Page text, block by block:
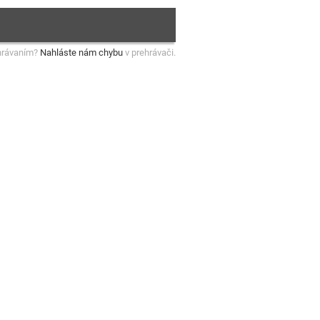
Nahláste nám chybu v prehrávači.